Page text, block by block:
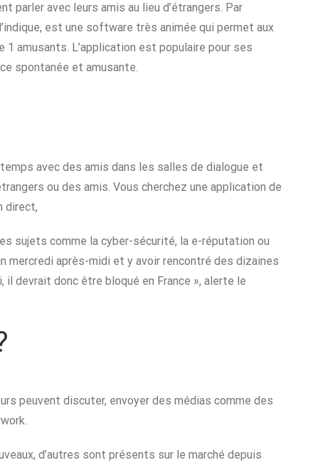
avec leurs amis au lieu d’étrangers. Par
est une software très animée qui permet aux
amusants. L’application est populaire pour ses
spontanée et amusante.
avec des amis dans les salles de dialogue et
ou des amis. Vous cherchez une application de
direct,
sujets comme la cyber-sécurité, la e-réputation ou
mercredi après-midi et y avoir rencontré des dizaines
devrait donc être bloqué en France », alerte le
peuvent discuter, envoyer des médias comme des
d’autres sont présents sur le marché depuis